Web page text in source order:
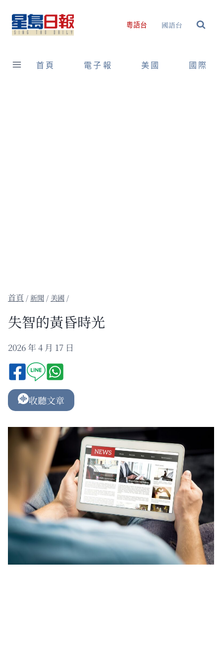
content
粵語台 國語台
首頁 電子報 美國 國際
/新聞 / 美國 /
失智的黃昏時光
2026 年 4 月 17 日
收聽文章